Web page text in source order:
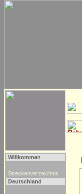
Willkommen
Streckenverzeichnis
Deutschland